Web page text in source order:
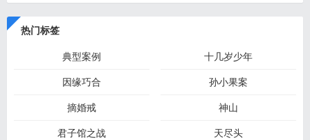
热门标签
典型案例
十几岁少年
因缘巧合
孙小果案
摘婚戒
神山
君子馆之战
天尽头